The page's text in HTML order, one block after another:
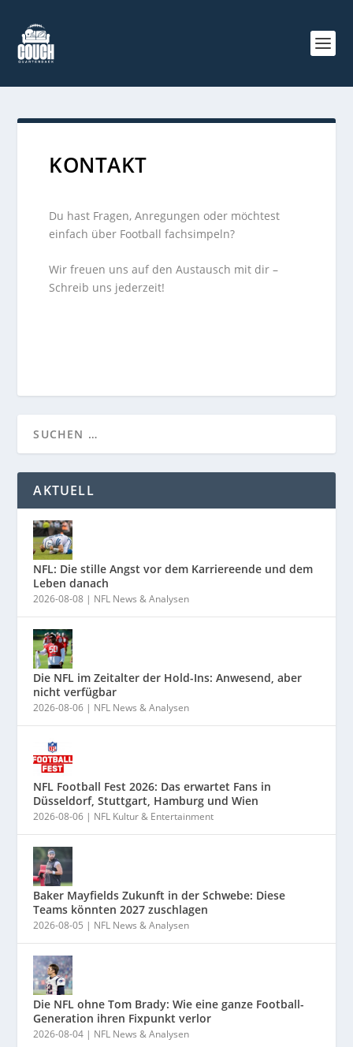
KONTAKT
Du hast Fragen, Anregungen oder möchtest
einfach über Football fachsimpeln?
Wir freuen uns auf den Austausch mit dir –
Schreib uns jederzeit!
AKTUELL
NFL: Die stille Angst vor dem Karriereende und dem
Leben danach
2026-08-08 | NFL News & Analysen
Die NFL im Zeitalter der Hold-Ins: Anwesend, aber
nicht verfügbar
2026-08-06 | NFL News & Analysen
NFL Football Fest 2026: Das erwartet Fans in
Düsseldorf, Stuttgart, Hamburg und Wien
2026-08-06 | NFL Kultur & Entertainment
Baker Mayfields Zukunft in der Schwebe: Diese
Teams könnten 2027 zuschlagen
2026-08-05 | NFL News & Analysen
Die NFL ohne Tom Brady: Wie eine ganze Football-
Generation ihren Fixpunkt verlor
2026-08-04 | NFL News & Analysen